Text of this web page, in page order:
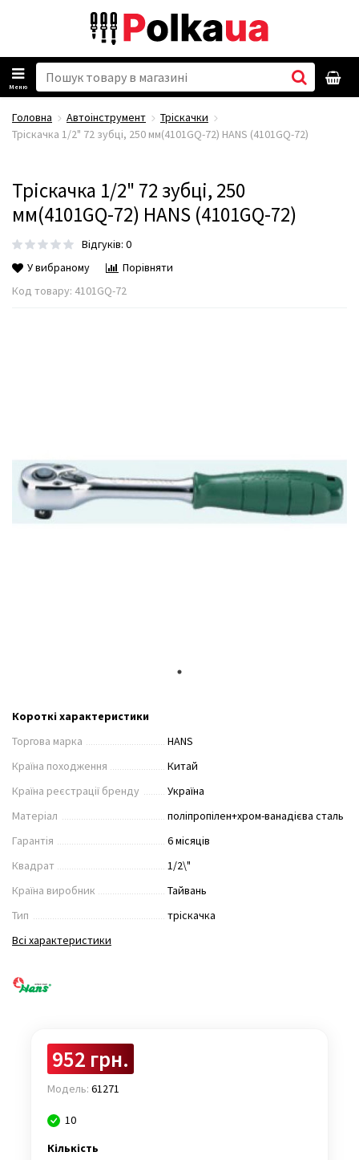
Меню
Головна Автоінструмент
Тріскачки
Тріскачка 1/2" 72 зубці, 250 мм(4101GQ-72) HANS (4101GQ-72)
Тріскачка 1/2" 72 зубці, 250
мм(4101GQ-72) HANS (4101GQ-72)
Відгуків: 0
У вибраному
Порівняти
Код товару: 4101GQ-72
Короткі характеристики
Торгова марка
HANS
Країна походження
Китай
Країна реєстрації бренду
Україна
Матеріал
поліпропілен+хром-ванадієва сталь
Гарантія
6 місяців
Квадрат
1/2\"
Країна виробник
Тайвань
Тип
тріскачка
Всі характеристики
952 грн.
Модель: 61271
10
Кількість